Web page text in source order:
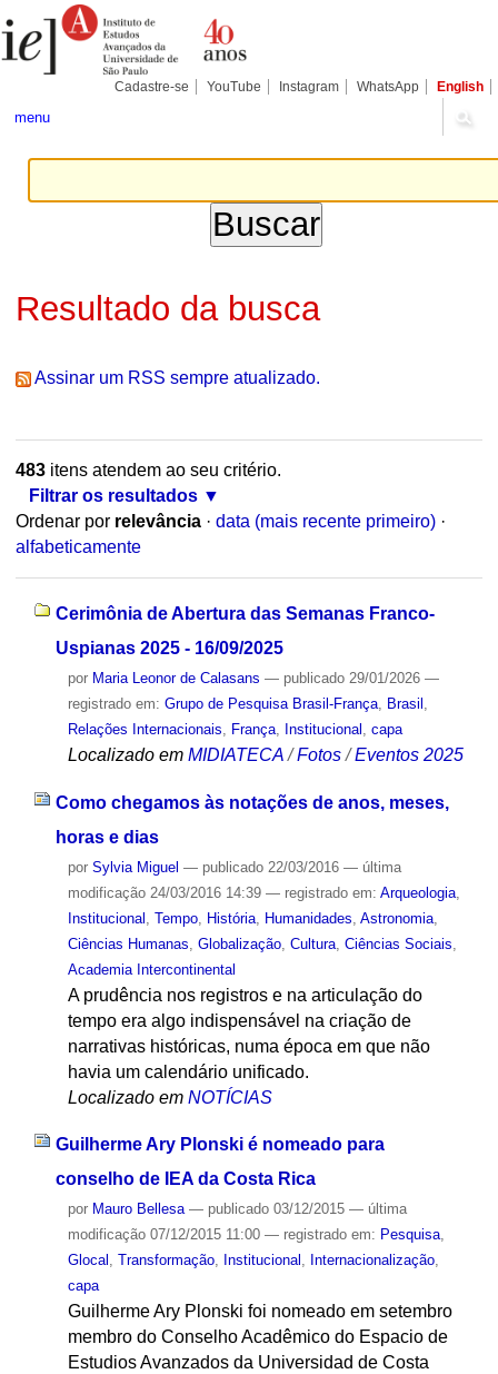
para
conteúdo.
Pessoais
Cadastre-se YouTube Instagram WhatsApp English
menu
Resultado da busca
Assinar um RSS sempre atualizado.
483itens atendem ao seu critério.
Filtrar os resultados
Ordenar por relevância · data (mais recente primeiro) ·
alfabeticamente
Cerimônia de Abertura das Semanas Franco-
Uspianas 2025 - 16/09/2025
por Maria Leonor de Calasans — publicado29/01/2026 —
registrado em: Grupo de Pesquisa Brasil-França, Brasil
Relações Internacionais
França, Institucional capa
Localizado em MIDIATECA /Fotos /Eventos 2025
Como chegamos às notações de anos, meses,
horas e dias
por Sylvia Miguel — publicado22/03/2016 — última
modificação24/03/2016 14:39 — registrado em: Arqueologia,
Institucional Tempo, História, Humanidades Astronomia,
Ciências Humanas Globalização, Cultura, Ciências Sociais
Academia Intercontinental
A prudência nos registros e na articulação do
tempo era algo indispensável na criação de
narrativas históricas, numa época em que não
havia um calendário unificado.
Localizado em NOTÍCIAS
Guilherme Ary Plonski é nomeado para
conselho de IEA da Costa Rica
por Mauro Bellesa — publicado03/12/2015 — última
modificação07/12/2015 11:00 — registrado em: Pesquisa,
Glocal , Transformação, Institucional , Internacionalização,
capa
Guilherme Ary Plonski foi nomeado em setembro
membro do Conselho Acadêmico do Espacio de
Estudios Avanzados da Universidad de Costa